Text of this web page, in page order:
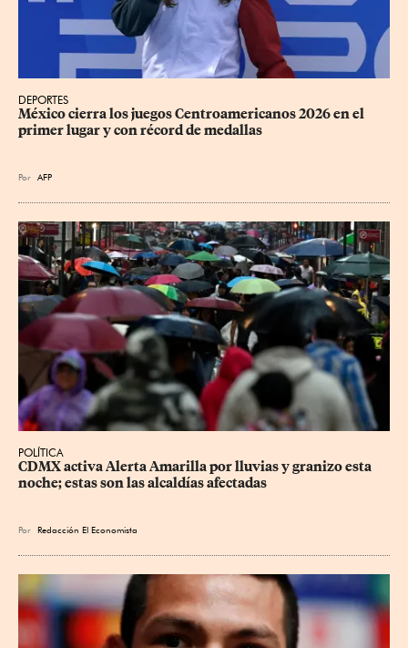
DEPORTES
México cierra los juegos Centroamericanos 2026 en el
primer lugar y con récord de medallas
Por AFP
POLÍTICA
CDMX activa Alerta Amarilla por lluvias y granizo esta
noche; estas son las alcaldías afectadas
Por Redacción El Economista